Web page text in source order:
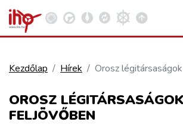
Kezdőlap Hírek Orosz
OROSZ LÉGITÁRSASÁGOK
FELJÖVŐBEN